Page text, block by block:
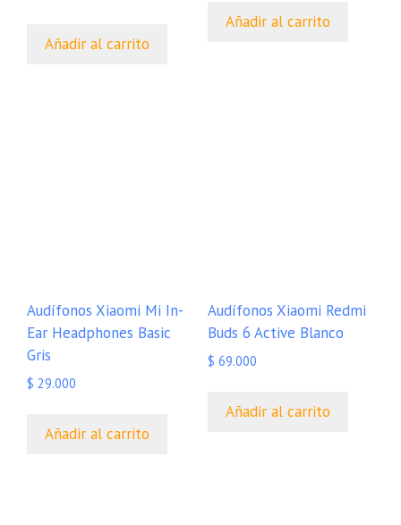
Añadir al carrito
Añadir al carrito
Audífonos Xiaomi Mi In-
Ear Headphones Basic
Gris
$ 29.000
Añadir al carrito
Audífonos Xiaomi Redmi
Buds 6 Active Blanco
$ 69.000
Añadir al carrito